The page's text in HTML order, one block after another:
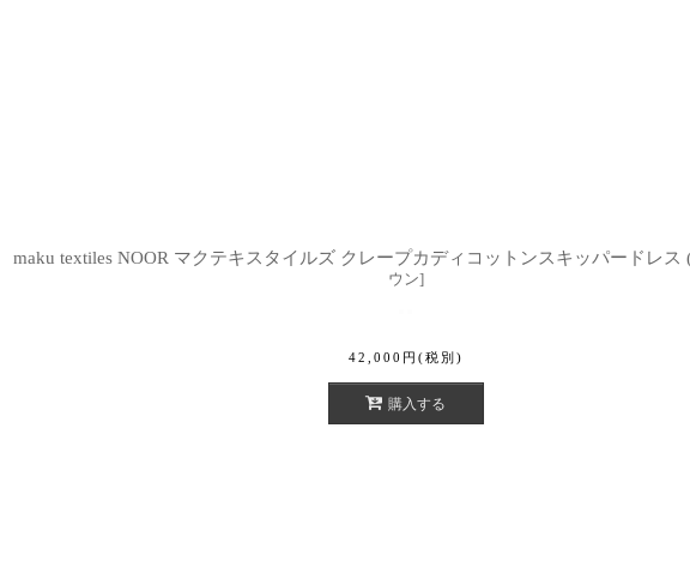
maku textiles NOOR マクテキスタイルズ クレープカディコットンスキッパードレス
ウン]
42,000 円 (税別)
購入する